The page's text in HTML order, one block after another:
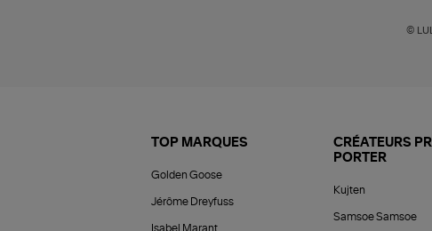
©
TOP MARQUES
Golden Goose
Jérôme Dreyfuss
Isabel Marant
CRÉATEURS
PORTER
Kujten
Samsoe Samsoe